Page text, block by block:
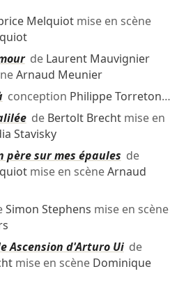
Melquiotmise en scène
de Laurent Mauvignier
Arnaud Meunier
conception Philippe Torreton…
de Bertolt Brechtmise en
Stavisky
père sur mes épaules de
mise en scèneArnaud
Simon Stephens mise en scène
Ascension d'Arturo Uide
mise en scène Dominique